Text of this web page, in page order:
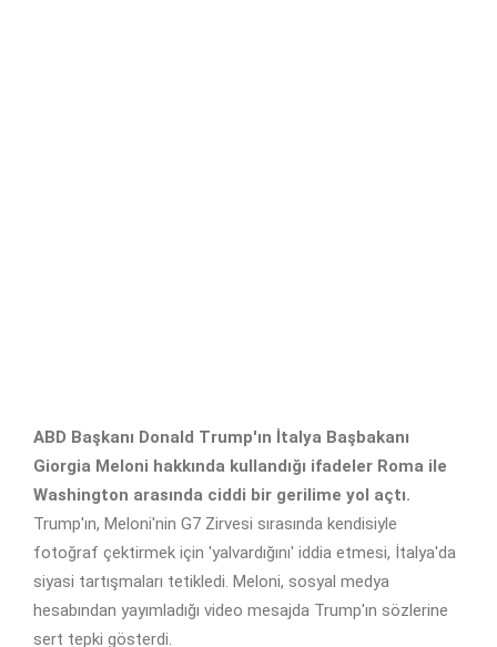
ABD Başkanı Donald Trump'ın İtalya Başbakanı
Giorgia Meloni hakkında kullandığı ifadeler Roma ile
Washington arasında ciddi bir gerilime yol açtı.
Trump'ın, Meloni'nin G7 Zirvesi sırasında kendisiyle
fotoğraf çektirmek için 'yalvardığını' iddia etmesi, İtalya'da
siyasi tartışmaları tetikledi. Meloni, sosyal medya
hesabından yayımladığı video mesajda Trump'ın sözlerine
sert tepki gösterdi.